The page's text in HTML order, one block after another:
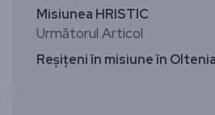
Misiunea HRISTIC
Următorul Articol
Reşiţeni în misiune în Oltenia